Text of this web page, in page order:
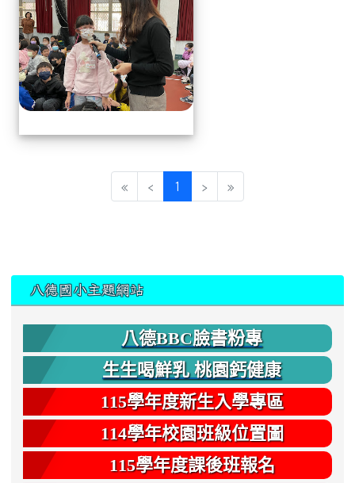
« ‹ 1 (current)
› »
八德國小主題網站
八德BBC臉書粉專
生生喝鮮乳 桃園鈣健康
115學年度新生入學專區
114學年校園班級位置圖
115學年度課後班報名